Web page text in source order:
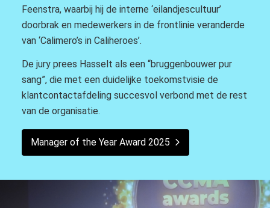
Feenstra, waarbij hij de interne ‘eilandjescultuur’
doorbrak en medewerkers in de frontlinie veranderde
van ‘Calimero’s in Caliheroes’.
De jury prees Hasselt als een “bruggenbouwer pur
sang”, die met een duidelijke toekomstvisie de
klantcontactafdeling succesvol verbond met de rest
van de organisatie.
Manager of the Year Award 2025